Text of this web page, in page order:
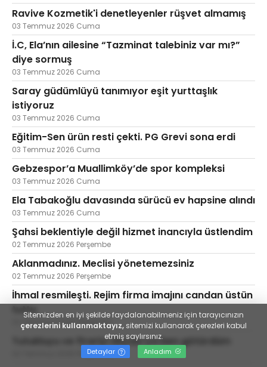
Ravive Kozmetik'i denetleyenler rüşvet almamış
03 Temmuz 2026 Cuma
İ.C, Ela’nın ailesine “Tazminat talebiniz var mı?”
diye sormuş
03 Temmuz 2026 Cuma
Saray güdümlüyü tanımıyor eşit yurttaşlık
istiyoruz
03 Temmuz 2026 Cuma
Eğitim-Sen ürün resti çekti. PG Grevi sona erdi
03 Temmuz 2026 Cuma
Gebzespor’a Muallimköy’de spor kompleksi
03 Temmuz 2026 Cuma
Ela Tabakoğlu davasında sürücü ev hapsine alındı
03 Temmuz 2026 Cuma
Şahsi beklentiyle değil hizmet inancıyla üstlendim
02 Temmuz 2026 Perşembe
Aklanmadınız. Meclisi yönetemezsiniz
02 Temmuz 2026 Perşembe
İhmal resmileşti. Rejim firma imajını candan üstün
tuttu
02 Temmuz 2026 Perşembe
Tutukluyu ve firariyi Akyazı'ya ben götürdüm
02 Temmuz 2026 Perşembe
Sitemizden en iyi şekilde faydalanabilmeniz için tarayıcınızın
çerezlerini kullanmaktayız, sitemizi kullanarak çerezleri kabul
etmiş saylırsınız.
Detaylar Anladım